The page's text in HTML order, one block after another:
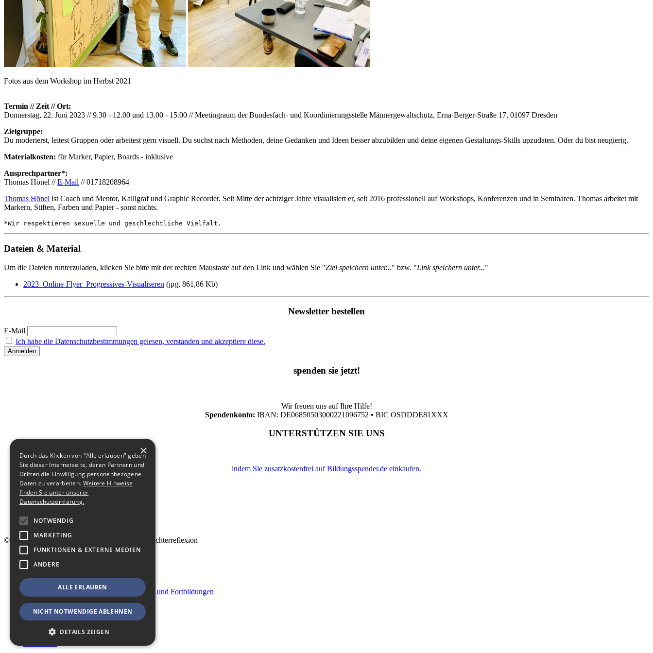
Fotos aus dem Workshop im Herbst 2021
Termin // Zeit // Ort:
Donnerstag, 22. Juni 2023 // 9.30 - 12.00 und 13.00 - 15.00 // Meetingraum der Bundesfach- und Koordinierungsstelle Männergewaltschutz, Erna-Berger-Straße 17, 01097 Dresden
Zielgruppe:
Du moderierst, leitest Gruppen oder arbeitest gern visuell. Du suchst nach Methoden, deine Gedanken und Ideen besser abzubilden und deine eigenen Gestaltungs-Skills upzudaten. Oder du bist neugierig.
Materialkosten: für Marker, Papier, Boards - inklusive
Ansprechpartner*:
Thomas Hönel //E-Mail // 01718208964
Thomas Hönel ist Coach und Mentor, Kalligraf und Graphic Recorder. Seit Mitte der achtziger Jahre visualisiert er, seit 2016 professionell auf Workshops, Konferenzen und in Seminaren. Thomas arbeitet mit
Markern, Stiften, Farben und Papier - sonst nichts.
*Wir respektieren sexuelle und geschlechtliche Vielfalt.
Dateien & Material
Um die Dateien runterzuladen, klicken Sie bitte mit der rechten Maustaste auf den Link und wählen Sie "Ziel speichern unter..." bzw. "Link speichern unter..."
2023_Online-Flyer_Progressives-Visualiseren (jpg, 861,86 Kb)
Newsletter bestellen
E-Mail
Ich habe die Datenschutzbestimmungen gelesen, verstanden und akzeptiere diese.
spenden sie jetzt!
Wir freuen uns auf Ihre Hilfe!
Spendenkonto: IBAN: DE06850503000221096752 • BIC OSDDDE81XXX
UNTERSTÜTZEN SIE UNS
indem Sie zusatzkostenfrei auf Bildungsspender.de einkaufen.
© 2026 Landesfachstelle Jungenarbeit & Geschlechterreflexion
Shop
Kontakt
Geschäftsbedingungen für Veranstaltungen und Fortbildungen
Sitemap
Mein Konto
×
Durch das Klicken von "Alle erlauben" geben
Sie dieser Internetseite, deren Partnern und
Dritten die Einwilligung personenbezogene
Daten zu verarbeiten. Weitere Hinweise
finden Sie unter unserer
Datenschutzerklärung.
NOTWENDIG
MARKETING
FUNKTIONEN & EXTERNE MEDIEN
ANDERE
ALLE ERLAUBEN
NICHT NOTWENDIGE ABLEHNEN
DETAILS ZEIGEN